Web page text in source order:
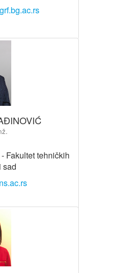
Fakultet tehničkih
sad